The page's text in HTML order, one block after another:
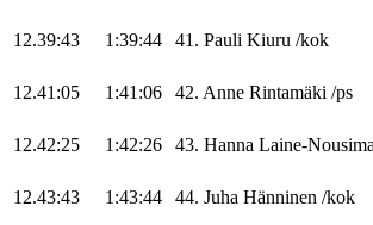
12.39:43 1:39:44 41. Pauli Kiuru /kok
12.41:05 1:41:06 42. Anne Rintamäki /ps
12.42:25 1:42:26 43. Hanna Laine-
12.43:43 1:43:44 44. Juha Hänninen /kok